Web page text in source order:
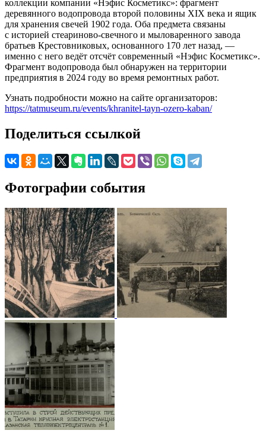
коллекции компании «Нэфис Косметикс»: фрагмент
деревянного водопровода второй половины XIX века и ящик
для хранения свечей 1902 года. Оба предмета связаны
с историей стеариново-свечного и мыловаренного завода
братьев Крестовниковых, основанного 170 лет назад, —
именно с него ведёт отсчёт современный «Нэфис Косметикс».
Фрагмент водопровода был обнаружен на территории
предприятия в 2024 году во время ремонтных работ.
Узнать подробности можно на сайте организаторов:
https://tatmuseum.ru/events/khranitel-tayn-ozero-kaban/
Поделиться ссылкой
Фотографии события